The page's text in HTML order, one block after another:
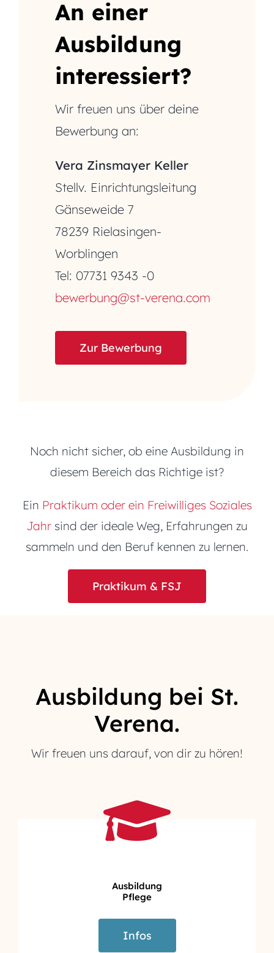
An einer
Ausbildung
interessiert?
Wir freuen uns über deine
Bewerbung an:
Vera Zinsmayer Keller
Stellv. Einrichtungsleitung
Gänseweide 7
78239 Rielasingen-
Worblingen
Tel: 07731 9343 -0
bewerbung@st-verena.com
Zur Bewerbung
Noch nicht sicher, ob eine Ausbildung in
diesem Bereich das Richtige ist?
Ein Praktikum oder ein Freiwilliges Soziales
Jahr sind der ideale Weg, Erfahrungen zu
sammeln und den Beruf kennen zu lernen.
Praktikum & FSJ
Ausbildung bei St.
Verena.
Wir freuen uns darauf, von dir zu hören!
Ausbildung
Pflege
Infos